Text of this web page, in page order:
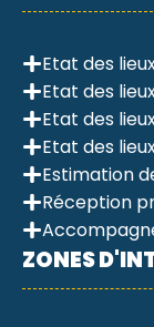
Etat des
Etat des
Etat des
Etat des
Estimation
Réception
ZONES